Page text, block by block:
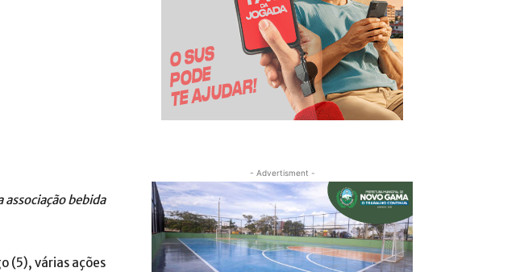
bebida
(5), várias ações
- Advertisment -